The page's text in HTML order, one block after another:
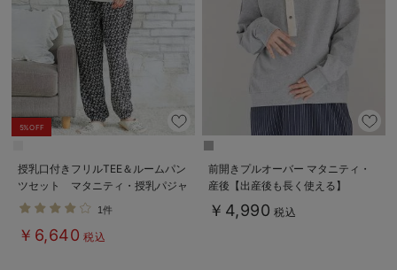
5%OFF
授乳口付きフリルTEE＆ルームパン
ツセット マタニティ・授乳パジャ
マ【出産後も長く使える】
1件
￥6,640 税込
前開きプルオーバー マタニティ・
産後【出産後も長く使える】
￥4,990 税込